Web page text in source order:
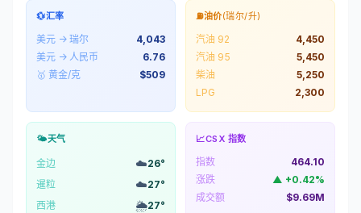
💱汇率
美元 → 瑞尔
4,043
美元 → 人民币
6.76
🥇 黄金/克
$509
⛽油价(瑞尔/升)
汽油 92
4,450
汽油 95
5,450
柴油
5,250
LPG
2,300
🌤️天气
金边 ☁️26°
暹粒
☁️27°
西港
🌦️27°
📈CSX 指数
指数
464.10
涨跌
▲ +0.42%
成交额
$9.69M